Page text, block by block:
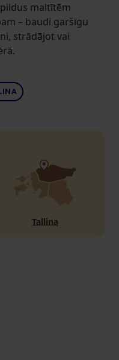
maltītēm
– baudi garšīgu
strādājot vai
Tallina